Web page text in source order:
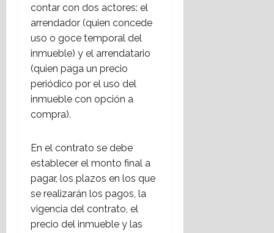
contar con dos actores: el
arrendador (quien concede
uso o goce temporal del
inmueble) y el arrendatario
(quien paga un precio
periódico por el uso del
inmueble con opción a
compra).
En el contrato se debe
establecer el monto final a
pagar, los plazos en los que
se realizarán los pagos, la
vigencia del contrato, el
precio del inmueble y las